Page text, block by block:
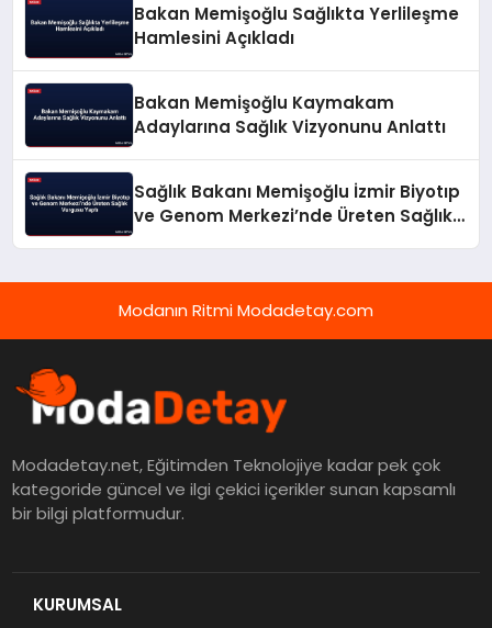
Bakan Memişoğlu Sağlıkta Yerlileşme
Hamlesini Açıkladı
Bakan Memişoğlu Kaymakam
Adaylarına Sağlık Vizyonunu Anlattı
Sağlık Bakanı Memişoğlu İzmir Biyotıp
ve Genom Merkezi’nde Üreten Sağlık
Modanın Ritmi Modadetay.com
Modadetay.net, Eğitimden Teknolojiye kadar pek çok
kategoride güncel ve ilgi çekici içerikler sunan kapsamlı
bir bilgi platformudur.
KURUMSAL